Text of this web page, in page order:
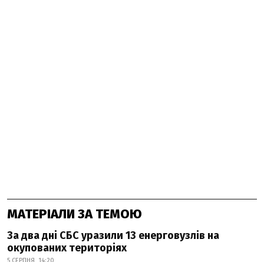
МАТЕРІАЛИ ЗА ТЕМОЮ
За два дні СБС уразили 13 енерговузлів на
окупованих територіях